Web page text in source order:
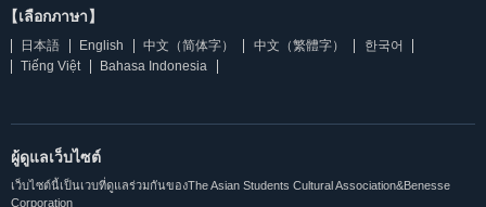
【เลือกภาษา】
日本語 English 中文（简体字） 中文（繁體字）
한국어
Tiếng Việt
Bahasa Indonesia
ผู้ดูแลเว็บไซต์
เว็บไซต์นี้เป็นเวบที่ดูแลร่วมกันของThe Asian Students Cultural Association&Benesse
Corporation